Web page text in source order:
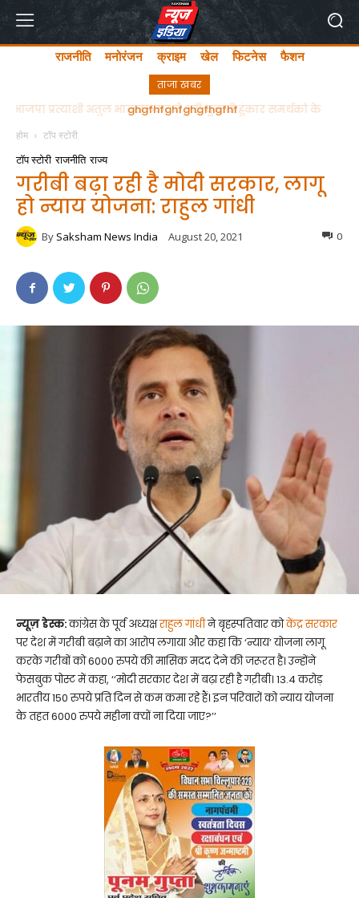
राजनीति मनोरंजन क्राइम खेल फिटनेस फैशन
ताजा खबर
ghgfhfghfghgfhgfhf
होम टॉप स्टोरी
टॉप स्टोरी राजनीति राज्य
गरीबी बढ़ा रही है मोदी सरकार, लागू
हो न्याय योजना: राहुल गांधी
By Saksham News India August 20, 2021 0
न्यूज़ डेस्क:कांग्रेस के पूर्व अध्यक्षराहुल गांधीने बृहस्पतिवार कोकेंद्र सरकार
पर देश में गरीबी बढ़ाने का आरोप लगाया और कहा कि ‘न्याय’ योजना लागू
करके गरीबों को 6000 रुपये की मासिक मदद देने की जरूरत है। उन्होंने
फेसबुक पोस्ट में कहा, ‘‘मोदी सरकार देश में बढ़ा रही है गऱीबी। 13.4 करोड़
भारतीय 150 रुपये प्रति दिन से कम कमा रहे हैं। इन परिवारों को न्याय योजना
के तहत 6000 रुपये महीना क्यों ना दिया जाए?’’